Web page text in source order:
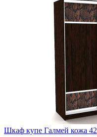
Шкаф купе Галмей кожа 42